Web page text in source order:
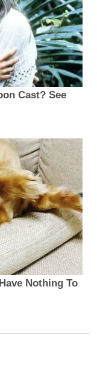
Cast? See
Nothing To